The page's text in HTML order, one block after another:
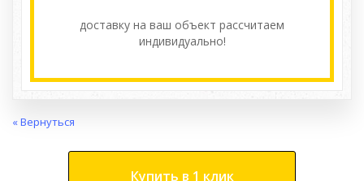
доставку на ваш объект расcчитаем
индивидуально!
« Вернуться
Купить в 1 клик